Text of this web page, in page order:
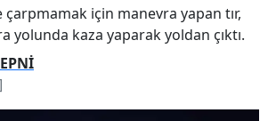
için manevra yapan tır,
yolunda kaza yaparak yoldan çıktı.